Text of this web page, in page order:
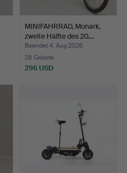
MINIFAHRRAD, Monark,
zweite Hälfte des 20.…
Beendet 4. Aug 2026
28 Gebote
296 USD